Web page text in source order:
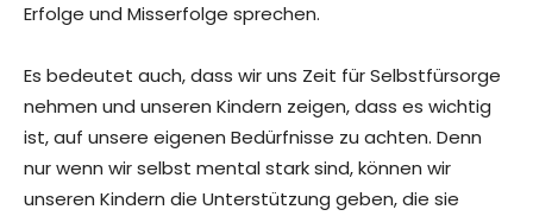
Erfolge und Misserfolge sprechen.
Es bedeutet auch, dass wir uns Zeit für Selbstfürsorge
nehmen und unseren Kindern zeigen, dass es wichtig
ist, auf unsere eigenen Bedürfnisse zu achten. Denn
nur wenn wir selbst mental stark sind, können wir
unseren Kindern die Unterstützung geben, die sie